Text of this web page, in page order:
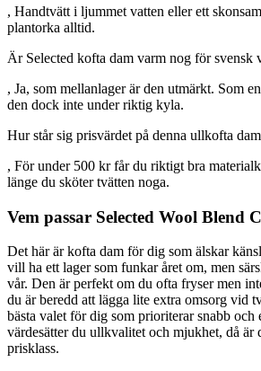
, Handtvätt i ljummet vatten eller ett
plantorka alltid.
Är Selected kofta dam varm nog för svensk
, Ja, som mellanlager är den utmärkt. Som
den dock inte under riktig kyla.
Hur står sig prisvärdet på denna ullkofta
, För under 500 kr får du riktigt bra
länge du sköter tvätten noga.
Vem passar Selected Wool Blend
Det här är kofta dam för dig som älskar
vill ha ett lager som funkar året om, men
vår. Den är perfekt om du ofta fryser men
du är beredd att lägga lite extra omsorg vid
bästa valet för dig som prioriterar snabb och
värdesätter du ullkvalitet och mjukhet, då är
prisklass.